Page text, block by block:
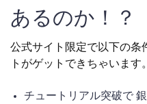
あるのか！？
公式サイト限定で以下の条
トがゲットできちゃいます。
チュートリアル突破で